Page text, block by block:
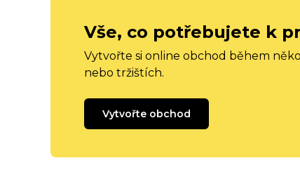
Vše, co potřebujete k
Vytvořte si online obchod během
nebo tržištích.
Vytvořte obchod